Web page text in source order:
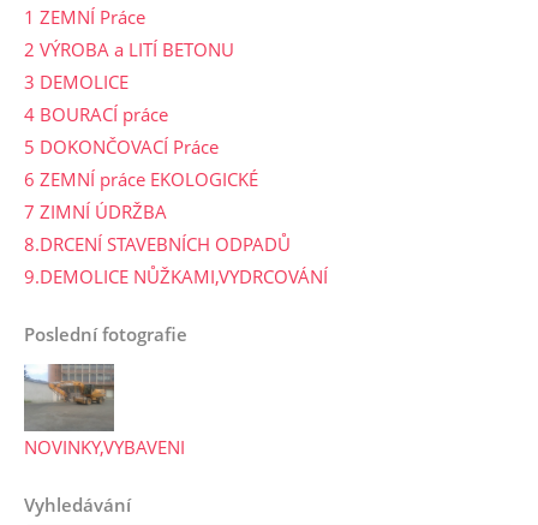
1 ZEMNÍ Práce
2 VÝROBA a LITÍ BETONU
3 DEMOLICE
4 BOURACÍ práce
5 DOKONČOVACÍ Práce
6 ZEMNÍ práce EKOLOGICKÉ
7 ZIMNÍ ÚDRŽBA
8.DRCENÍ STAVEBNÍCH ODPADŮ
9.DEMOLICE NŮŽKAMI,VYDRCOVÁNÍ
Poslední fotografie
NOVINKY,VYBAVENI
Vyhledávání